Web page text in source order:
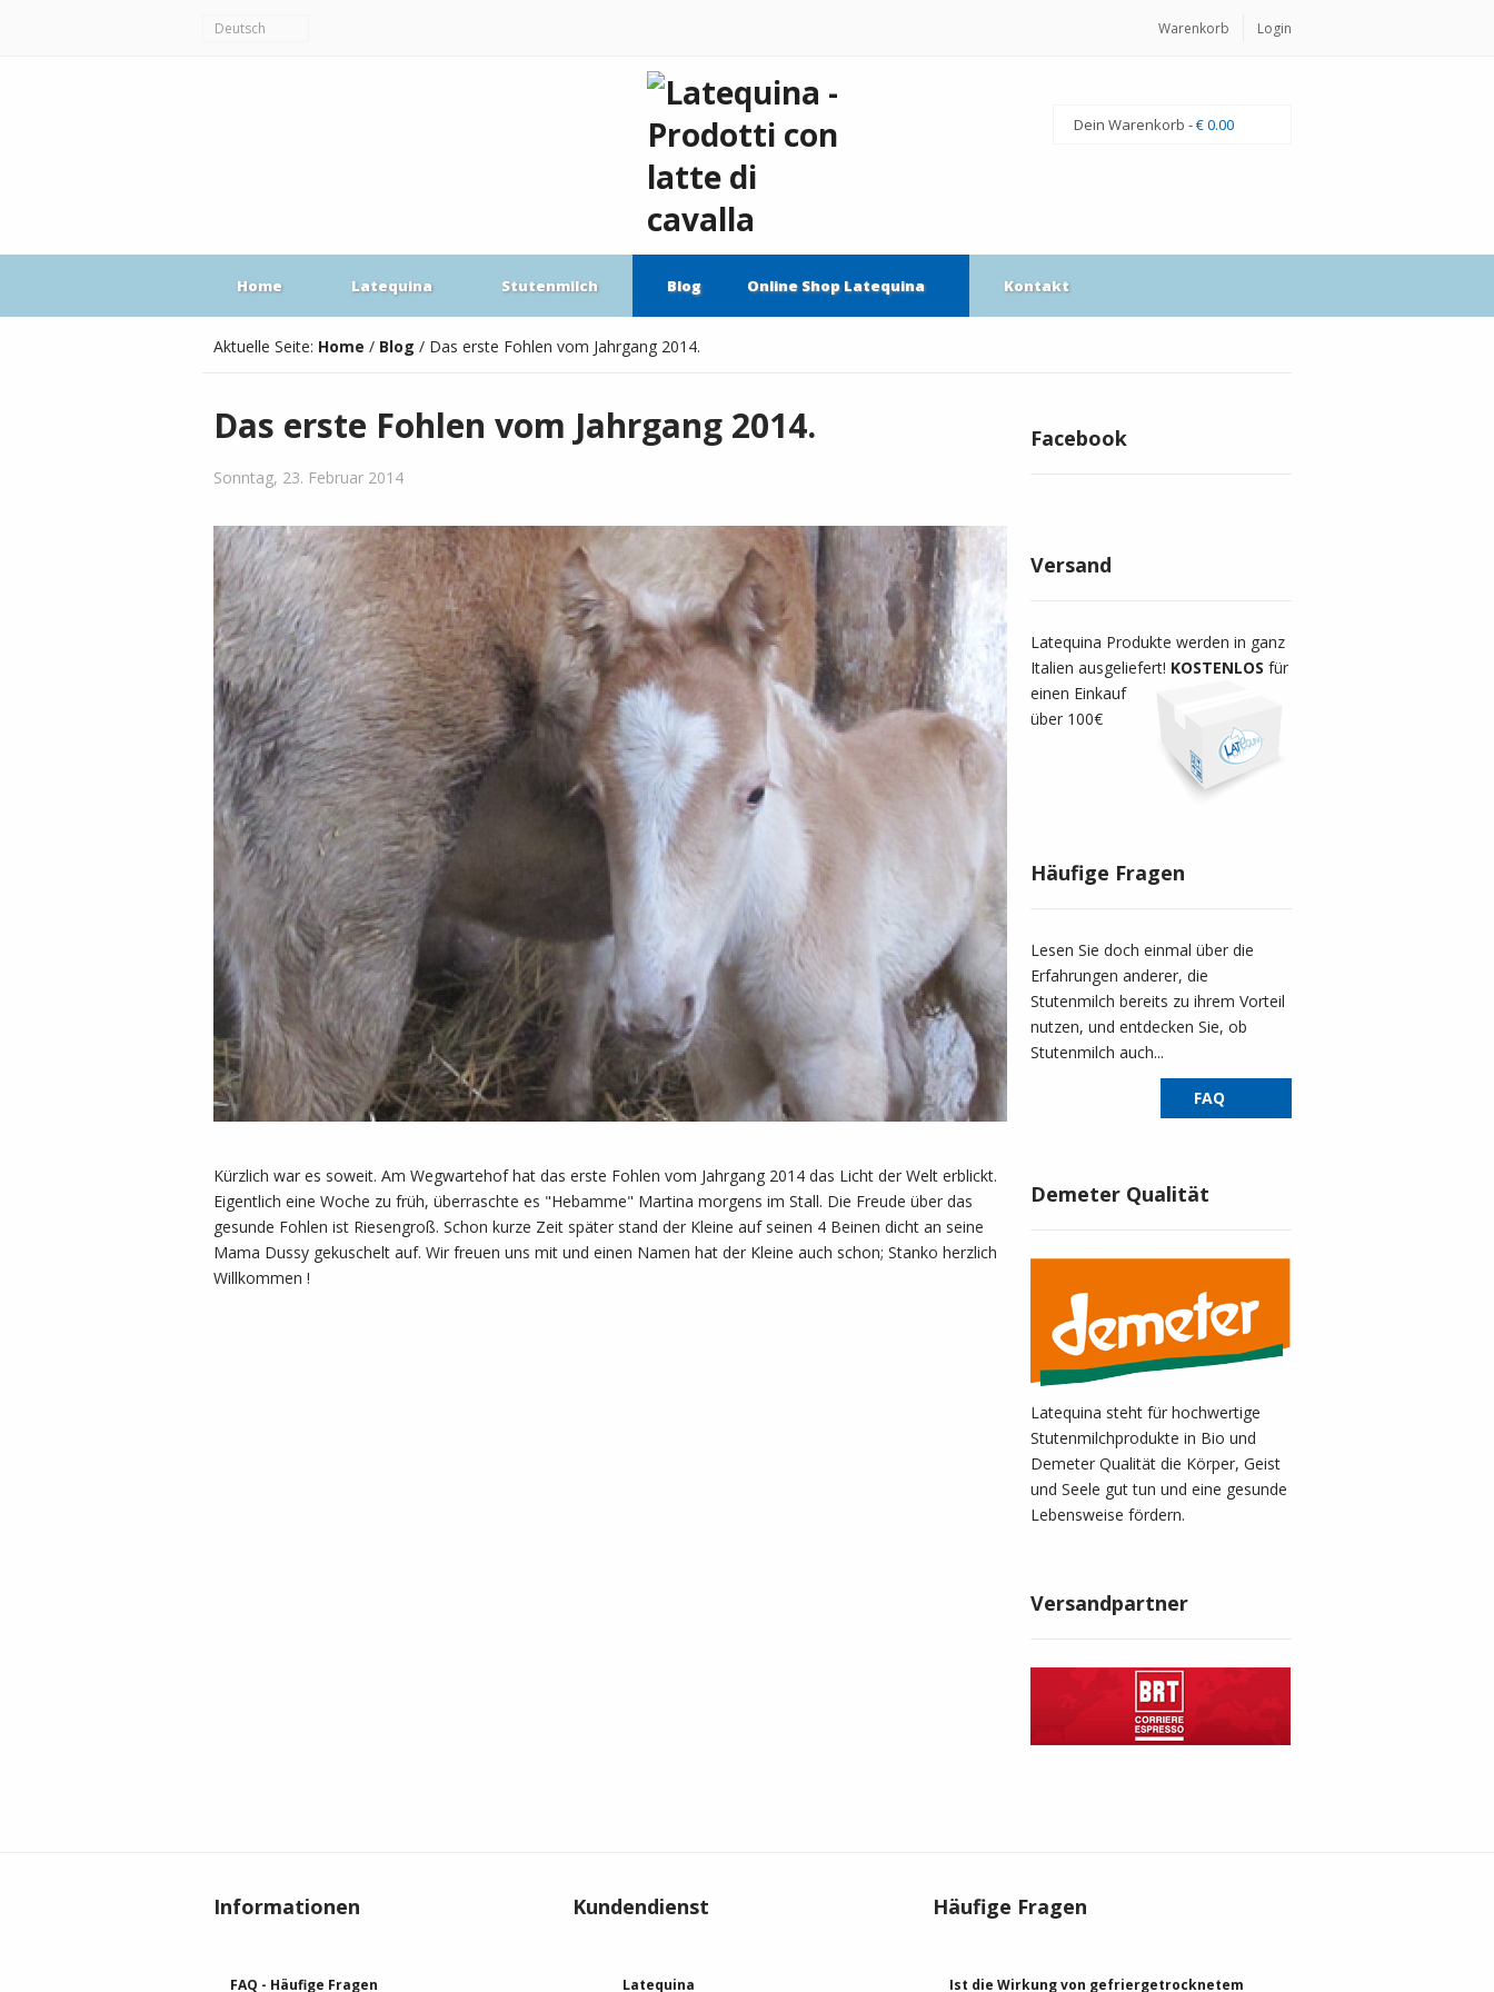
Deutsch Warenkorb Login
Dein Warenkorb -€ 0.00
Home Latequina Stutenmilch Blog Online Shop Latequina Kontakt
Aktuelle Seite: Home / Blog / Das erste Fohlen vom Jahrgang 2014.
Das erste Fohlen vom Jahrgang 2014.
Sonntag, 23. Februar 2014
Kürzlich war es soweit. Am Wegwartehof hat das erste Fohlen vom Jahrgang 2014 das Licht der Welt erblickt.
Eigentlich eine Woche zu früh, überraschte es "Hebamme" Martina morgens im Stall. Die Freude über das
gesunde Fohlen ist Riesengroß. Schon kurze Zeit später stand der Kleine auf seinen 4 Beinen dicht an seine
Mama Dussy gekuschelt auf. Wir freuen uns mit und einen Namen hat der Kleine auch schon; Stanko herzlich
Willkommen !
Facebook
Versand
Latequina Produkte werden in ganz
Italien ausgeliefert! KOSTENLOS für
einen Einkauf
über 100€
Häufige Fragen
Lesen Sie doch einmal über die
Erfahrungen anderer, die
Stutenmilch bereits zu ihrem Vorteil
nutzen, und entdecken Sie, ob
Stutenmilch auch...
FAQ
Demeter Qualität
Latequina steht für hochwertige
Stutenmilchprodukte in Bio und
Demeter Qualität die Körper, Geist
und Seele gut tun und eine gesunde
Lebensweise fördern.
Versandpartner
Informationen
FAQ - Häufige Fragen
Kundendienst
Latequina
Häufige Fragen
Ist die Wirkung von gefriergetrocknetem